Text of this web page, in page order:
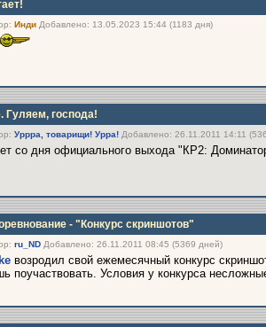
Инди Добавлено: 13.05.2023 15:44 (1183 дня)
Гуляем, господа!
Уррра, товарищи! Урра! Добавлено: 26.11.2011 14:11
со дня официального выхода "КР2:
- "Конкурс скриншотов"
ru_ND Добавлено: 26.11.2011 08:45 (5369 дней)
возродил свой ежемесячный конкурс
поучаствовать. Условия у конкурса